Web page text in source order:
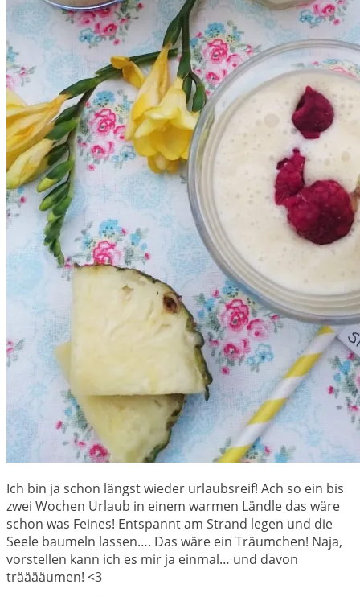
Ich bin ja schon längst wieder urlaubsreif! Ach so ein bis
zwei Wochen Urlaub in einem warmen Ländle das wäre
schon was Feines! Entspannt am Strand legen und die
Seele baumeln lassen…. Das wäre ein Träumchen! Naja,
vorstellen kann ich es mir ja einmal… und davon
trääääumen! <3